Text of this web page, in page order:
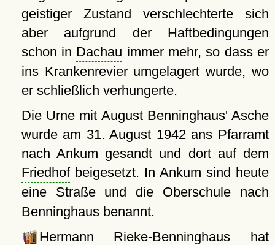
geistiger Zustand verschlechterte sich
aber aufgrund der Haftbedingungen
schon in Dachau immer mehr, so dass er
ins Krankenrevier umgelagert wurde, wo
er schließlich verhungerte.
Die Urne mit August Benninghaus' Asche
wurde am 31. August 1942 ans Pfarramt
nach Ankum gesandt und dort auf dem
Friedhofbeigesetzt. In Ankum sind heute
eine Straßeund die Oberschule nach
Benninghaus benannt.
Hermann Rieke-Benninghaus hat